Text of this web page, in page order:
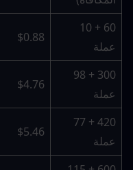
عملة
$0.88
عملة
$4.76
عملة
$5.46